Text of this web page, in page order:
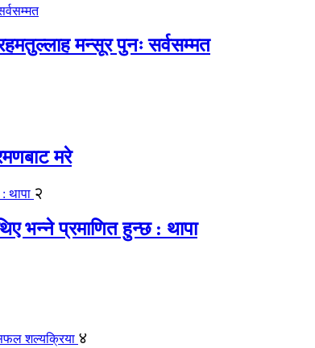
मन्सूर पुनः सर्वसम्मत
मरे
२
भन्ने प्रमाणित हुन्छ : थापा
४